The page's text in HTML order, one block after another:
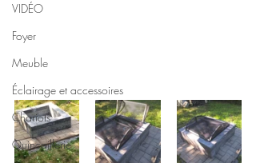
VIDÉO
Foyer
Meuble
Éclairage et accessoires
Chariots
Quincaillerie